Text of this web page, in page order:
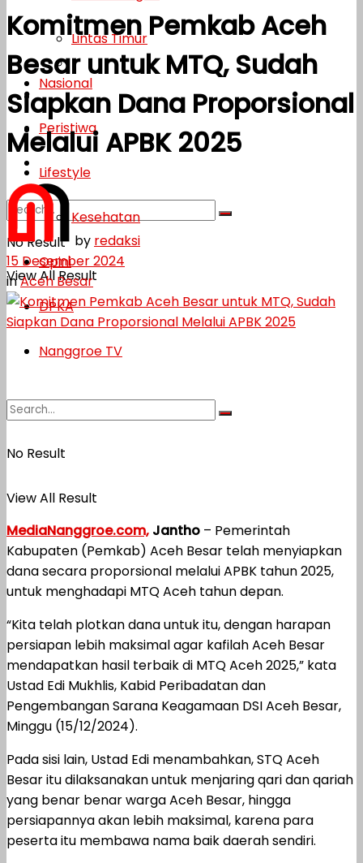
Lifestyle
Kesehatan
Opini
DPKA
Nanggroe TV
No Result
View All Result
Lintas Timur
Nasional
Peristiwa
Lifestyle
Kesehatan
Opini
DPKA
Nanggroe TV
No Result
View All Result
Komitmen Pemkab Aceh
Besar untuk MTQ, Sudah
Siapkan Dana Proporsional
Melalui APBK 2025
by redaksi
15 Desember 2024
inAceh Besar
MediaNanggroe.com, Jantho – Pemerintah
Kabupaten (Pemkab) Aceh Besar telah menyiapkan
dana secara proporsional melalui APBK tahun 2025,
untuk menghadapi MTQ Aceh tahun depan.
“Kita telah plotkan dana untuk itu, dengan harapan
persiapan lebih maksimal agar kafilah Aceh Besar
mendapatkan hasil terbaik di MTQ Aceh 2025,” kata
Ustad Edi Mukhlis, Kabid Peribadatan dan
Pengembangan Sarana Keagamaan DSI Aceh Besar,
Minggu (15/12/2024).
Pada sisi lain, Ustad Edi menambahkan, STQ Aceh
Besar itu dilaksanakan untuk menjaring qari dan qariah
yang benar benar warga Aceh Besar, hingga
persiapannya akan lebih maksimal, karena para
peserta itu membawa nama baik daerah sendiri.